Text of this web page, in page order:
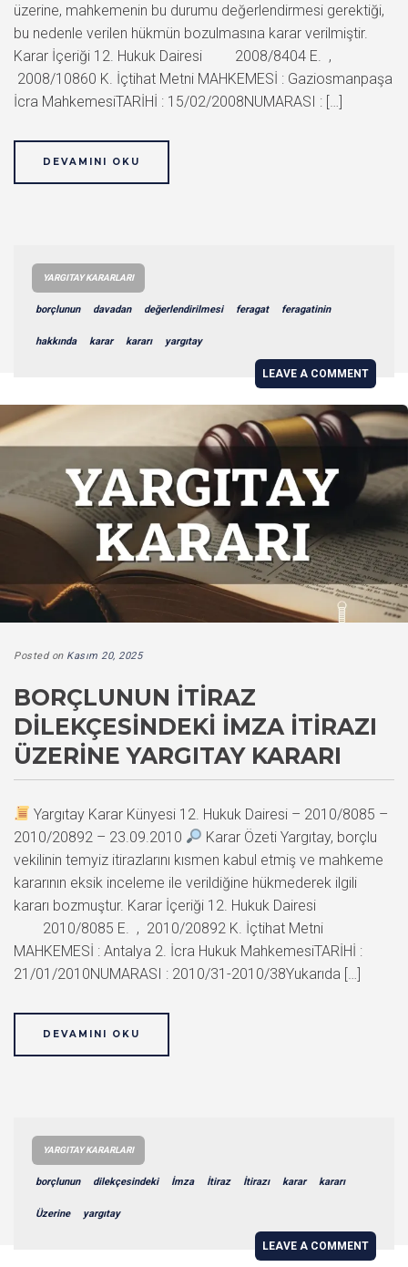
üzerine, mahkemenin bu durumu değerlendirmesi gerektiği,
bu nedenle verilen hükmün bozulmasına karar verilmiştir.
Karar İçeriği 12. Hukuk Dairesi 2008/8404 E. ,
2008/10860 K. İçtihat Metni MAHKEMESİ : Gaziosmanpaşa
İcra MahkemesiTARİHİ : 15/02/2008NUMARASI : […]
DEVAMINI OKU
YARGITAY KARARLARI
borçlunun davadan değerlendirilmesi feragat feragatinin
hakkında karar kararı yargıtay
LEAVE A COMMENT
Posted on Kasım 20, 2025
BORÇLUNUN İTIRAZ
DILEKÇESINDEKI İMZA İTIRAZI
ÜZERINE YARGITAY KARARI
Yargıtay Karar Künyesi 12. Hukuk Dairesi – 2010/8085 –
2010/20892 – 23.09.2010
Karar Özeti Yargıtay, borçlu
vekilinin temyiz itirazlarını kısmen kabul etmiş ve mahkeme
kararının eksik inceleme ile verildiğine hükmederek ilgili
kararı bozmuştur. Karar İçeriği 12. Hukuk Dairesi
2010/8085 E. , 2010/20892 K. İçtihat Metni
MAHKEMESİ : Antalya 2. İcra Hukuk MahkemesiTARİHİ :
21/01/2010NUMARASI : 2010/31-2010/38Yukarıda […]
DEVAMINI OKU
YARGITAY KARARLARI
borçlunun dilekçesindeki İmza İtiraz İtirazı karar kararı
Üzerine yargıtay
LEAVE A COMMENT